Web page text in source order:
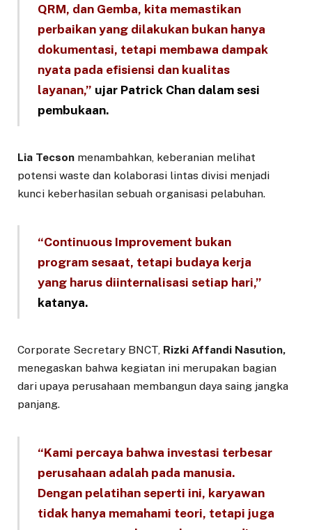
QRM, dan Gemba, kita memastikan
perbaikan yang dilakukan bukan hanya
dokumentasi, tetapi membawa dampak
nyata pada efisiensi dan kualitas
layanan,” ujar Patrick Chan dalam sesi
pembukaan.
Lia Tecson menambahkan, keberanian melihat
potensi waste dan kolaborasi lintas divisi menjadi
kunci keberhasilan sebuah organisasi pelabuhan.
“Continuous Improvement bukan
program sesaat, tetapi budaya kerja
yang harus diinternalisasi setiap hari,”
katanya.
Corporate Secretary BNCT, Rizki Affandi Nasution,
menegaskan bahwa kegiatan ini merupakan bagian
dari upaya perusahaan membangun daya saing jangka
panjang.
“Kami percaya bahwa investasi terbesar
perusahaan adalah pada manusia.
Dengan pelatihan seperti ini, karyawan
tidak hanya memahami teori, tetapi juga